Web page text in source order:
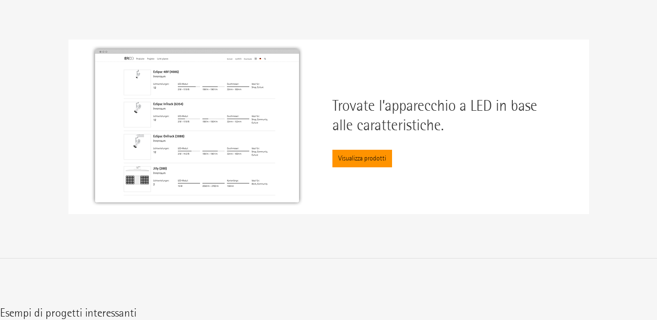
Trovate l’apparecchio a LED in base
alle caratteristiche.
Visualizza prodotti
Esempi di progetti interessanti